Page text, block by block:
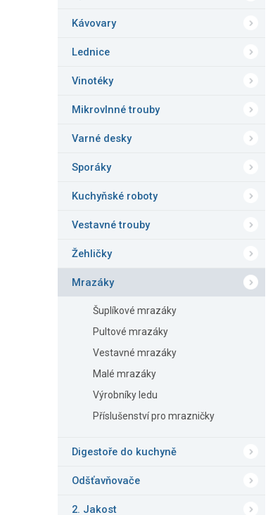
Kávovary
Lednice
Vinotéky
Mikrovlnné trouby
Varné desky
Sporáky
Kuchyňské roboty
Vestavné trouby
Žehličky
Mrazáky
Šuplíkové mrazáky
Pultové mrazáky
Vestavné mrazáky
Malé mrazáky
Výrobníky ledu
Příslušenství pro mrazničky
Digestoře do kuchyně
Odšťavňovače
2. Jakost